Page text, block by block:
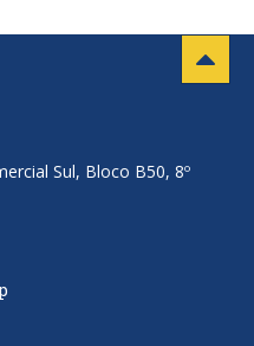
Sul, Bloco B50, 8º